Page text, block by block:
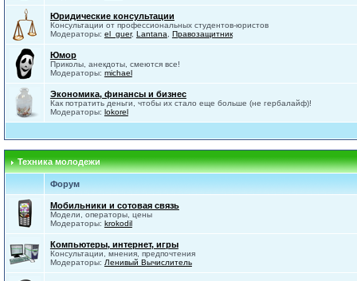
Юридические консультации
Консультации от профессиональных студентов-юристов
Модераторы: el_guer, Lantana Правозащитник
Юмор
Приколы, анекдоты, смеются все!
Модераторы: michael
Экономика, финансы и бизнес
Как потратить деньги, чтобы их стало еще больше (не гербалайф)!
Модераторы: lokorel
Техника молодежи
Форум
Мобильники и сотовая связь
Модели, операторы, цены
Модераторы: krokodil
Компьютеры, интернет, игры
Консультации, мнения, предпочтения
Модераторы: Ленивый Вычислитель